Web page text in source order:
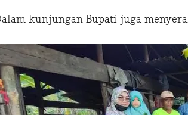
kunjungan Bupati juga